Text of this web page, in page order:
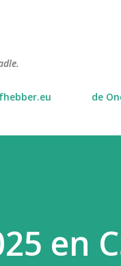
de
en